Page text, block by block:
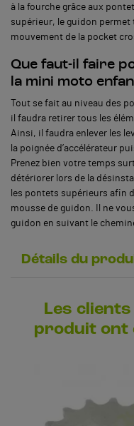
à la fourche grâce aux
supérieur, le guidon permet
mouvement de la pocket
Que faut-il faire
la mini moto
Tout se fait au niveau des
il faudra retirer tous les
Ainsi, il faudra enlever les
la poignée d’accélérateur
Prenez bien votre temps
détériorer lors de la
les pontets supérieurs afin
mousse de guidon. Il ne
guidon en suivant le
Détails du
Les
produit ont